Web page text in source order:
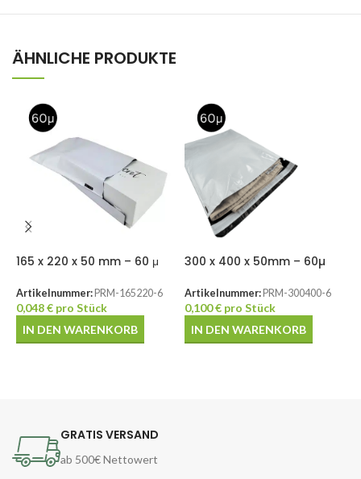
ÄHNLICHE PRODUKTE
165 x 220 x 50 mm – 60 μ
Artikelnummer: PRM-165220-6
0,048€ pro Stück
IN DEN WARENKORB
300 x 400 x 50mm – 60µ
Artikelnummer: PRM-300400-6
0,100€pro Stück
IN DEN WARENKORB
GRATIS VERSAND
ab 500€ Nettowert